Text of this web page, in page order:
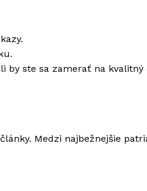
by ste sa zamerať na
Medzi najbežnejšie